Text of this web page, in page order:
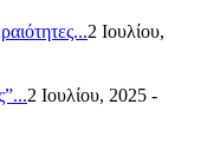
2 Ιουλίου,
2 Ιουλίου, 2025 -